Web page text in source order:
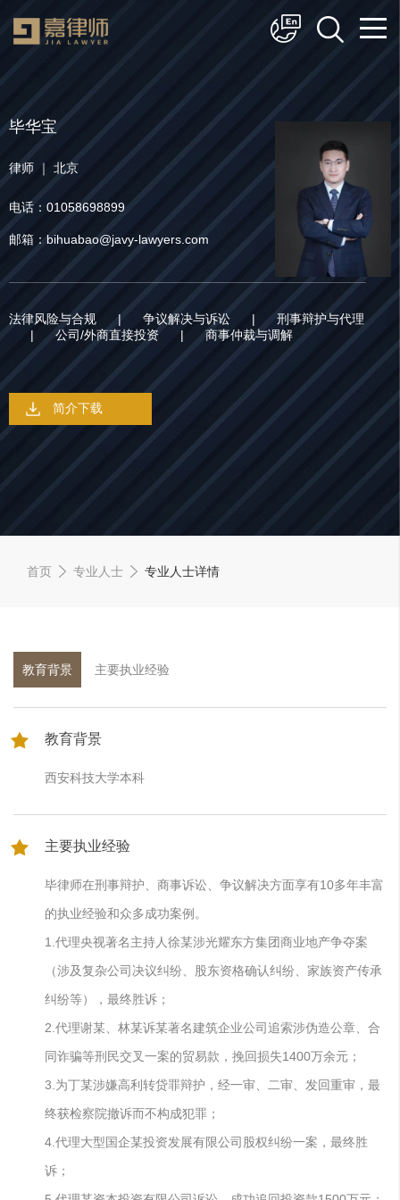
简体中文
English
毕华宝
律师 ｜ 北京
电话：01058698899
邮箱：bihuabao@javy-lawyers.com
法律风险与合规 | 争议解决与诉讼 |
刑事辩护与代理
|
公司/外商直接投资 | 商事仲裁与调解
简介下载
首页 专业人士 专业人士详情
教育背景 主要执业经验
教育背景
西安科技大学本科
主要执业经验
毕律师在刑事辩护、商事诉讼、争议解决方面享有10多年丰富
的执业经验和众多成功案例。
1.代理央视著名主持人徐某涉光耀东方集团商业地产争夺案
（涉及复杂公司决议纠纷、股东资格确认纠纷、家族资产传承
纠纷等），最终胜诉；
2.代理谢某、林某诉某著名建筑企业公司追索涉伪造公章、合
同诈骗等刑民交叉一案的贸易款，挽回损失1400万余元；
3.为丁某涉嫌高利转贷罪辩护，经一审、二审、发回重审，最
终获检察院撤诉而不构成犯罪；
4.代理大型国企某投资发展有限公司股权纠纷一案，最终胜
诉；